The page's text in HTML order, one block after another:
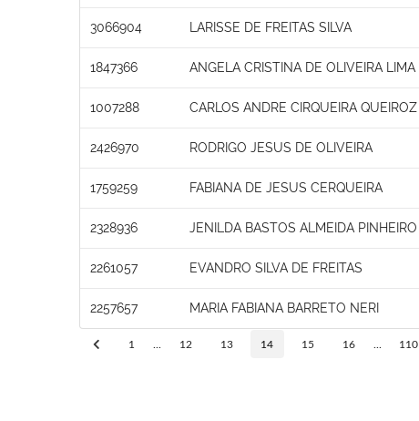
3066904 LARISSE DE FREITAS SILVA
1847366 ANGELA CRISTINA DE OLIVEIRA LIMA
1007288 CARLOS ANDRE CIRQUEIRA QUEIROZ
2426970 RODRIGO JESUS DE OLIVEIRA
1759259 FABIANA DE JESUS CERQUEIRA
2328936 JENILDA BASTOS ALMEIDA PINHEIRO
2261057 EVANDRO SILVA DE FREITAS
2257657 MARIA FABIANA BARRETO NERI
1 12 13 14 15 16 110